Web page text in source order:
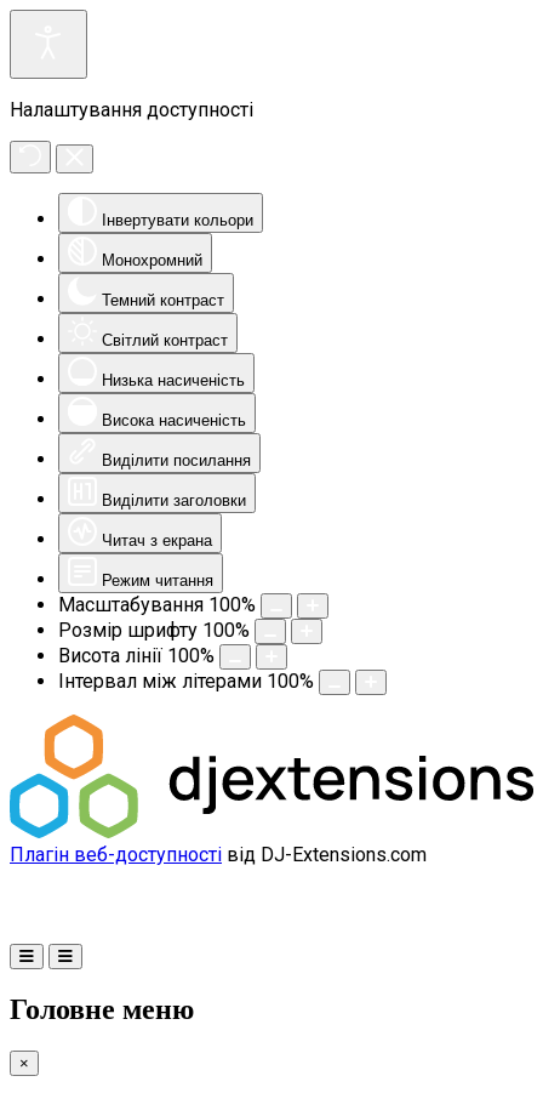
Налаштування доступності
Інвертувати кольори
Монохромний
Темний контраст
Світлий контраст
Низька насиченість
Висока насиченість
Виділити посилання
Виділити заголовки
Читач з екрана
Режим читання
Масштабування 100%
Розмір шрифту 100%
Висота лінії 100%
Інтервал між літерами 100%
Плагін веб-доступності від DJ-Extensions.com
Головне меню
×